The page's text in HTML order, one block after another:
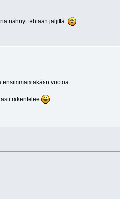
nähnyt tehtaan jäljiltä
vuotoa.
rakentelee